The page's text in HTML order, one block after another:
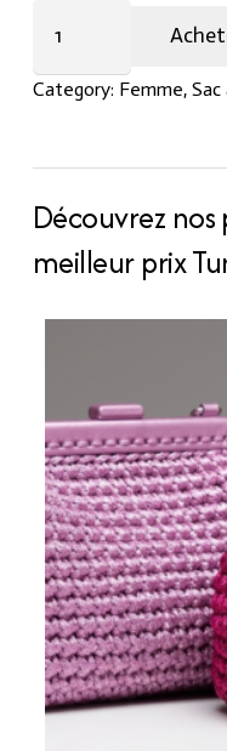
main
Rouge
bordeaux
avec
fermoire
Category: Femme, Sac
Découvrez nos
meilleur prix